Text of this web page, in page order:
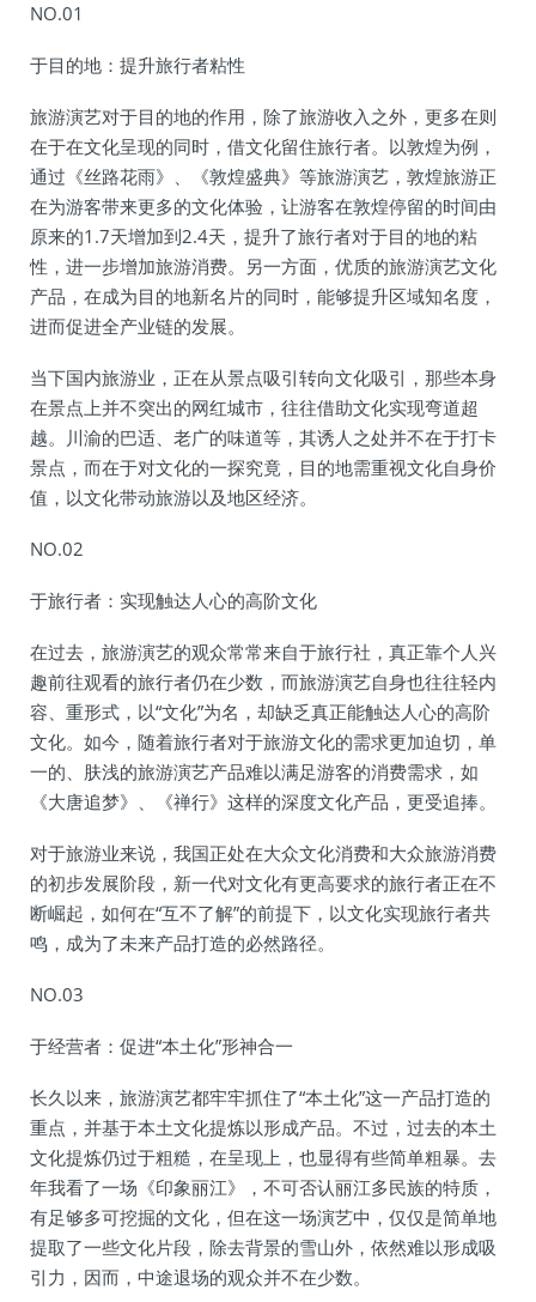
NO.01
于目的地：提升旅行者粘性
旅游演艺对于目的地的作用，除了旅游收入之外，更多在则
在于在文化呈现的同时，借文化留住旅行者。以敦煌为例，
通过《丝路花雨》、《敦煌盛典》等旅游演艺，敦煌旅游正
在为游客带来更多的文化体验，让游客在敦煌停留的时间由
原来的1.7天增加到2.4天，提升了旅行者对于目的地的粘
性，进一步增加旅游消费。另一方面，优质的旅游演艺文化
产品，在成为目的地新名片的同时，能够提升区域知名度，
进而促进全产业链的发展。
当下国内旅游业，正在从景点吸引转向文化吸引，那些本身
在景点上并不突出的网红城市，往往借助文化实现弯道超
越。川渝的巴适、老广的味道等，其诱人之处并不在于打卡
景点，而在于对文化的一探究竟，目的地需重视文化自身价
值，以文化带动旅游以及地区经济。
NO.02
于旅行者：实现触达人心的高阶文化
在过去，旅游演艺的观众常常来自于旅行社，真正靠个人兴
趣前往观看的旅行者仍在少数，而旅游演艺自身也往往轻内
容、重形式，以“文化”为名，却缺乏真正能触达人心的高阶
文化。如今，随着旅行者对于旅游文化的需求更加迫切，单
一的、肤浅的旅游演艺产品难以满足游客的消费需求，如
《大唐追梦》、《禅行》这样的深度文化产品，更受追捧。
对于旅游业来说，我国正处在大众文化消费和大众旅游消费
的初步发展阶段，新一代对文化有更高要求的旅行者正在不
断崛起，如何在“互不了解”的前提下，以文化实现旅行者共
鸣，成为了未来产品打造的必然路径。
NO.03
于经营者：促进“本土化”形神合一
长久以来，旅游演艺都牢牢抓住了“本土化”这一产品打造的
重点，并基于本土文化提炼以形成产品。不过，过去的本土
文化提炼仍过于粗糙，在呈现上，也显得有些简单粗暴。去
年我看了一场《印象丽江》，不可否认丽江多民族的特质，
有足够多可挖掘的文化，但在这一场演艺中，仅仅是简单地
提取了一些文化片段，除去背景的雪山外，依然难以形成吸
引力，因而，中途退场的观众并不在少数。